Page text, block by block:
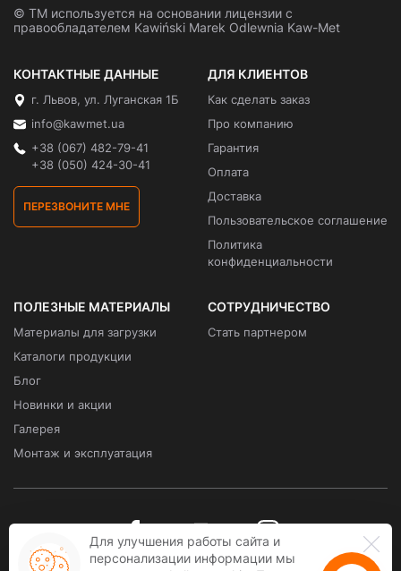
© ТМ используется на основании лицензии с
правообладателем Kawiński Marek Odlewnia Kaw-Met
КОНТАКТНЫЕ ДАННЫЕ
г. Львов, ул. Луганская 1Б
info@kawmet.ua
+38 (067) 482-79-41
+38 (050) 424-30-41
ПЕРЕЗВОНИТЕ МНЕ
ДЛЯ КЛИЕНТОВ
Как сделать заказ
Про компанию
Гарантия
Оплата
Доставка
Пользовательское соглашение
Политика
конфиденциальности
ПОЛЕЗНЫЕ МАТЕРИАЛЫ
Материалы для загрузки
Каталоги продукции
Блог
Новинки и акции
Галерея
Монтаж и эксплуатация
СОТРУДНИЧЕСТВО
Стать партнером
Для улучшения работы сайта и
персонализации информации мы